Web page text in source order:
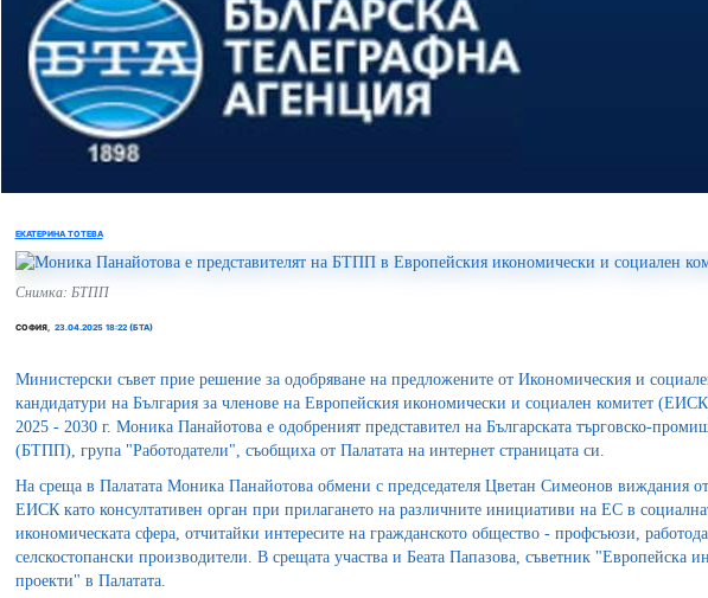
ЕКАТЕРИНА ТОТЕВА
Снимка: БТПП
СОФИЯ, 23.04.2025 18:22(БТА)
Министерски съвет прие решение за одобряване на предложените от Икономическия и
кандидатури на България за членове на Европейския икономически и социален комитет
2025 - 2030 г. Моника Панайотова е одобреният представител на Българската търговско-
(БТПП), група "Работодатели", съобщиха от Палатата на интернет страницата си.
На среща в Палатата Моника Панайотова обмени с председателя Цветан Симеонов виждания
ЕИСК като консултативен орган при прилагането на различните инициативи на ЕС в
икономическата сфера, отчитайки интересите на гражданското общество - профсъюзи,
селскостопански производители. В срещата участва и Беата Папазова, съветник "Европейска
проекти" в Палатата.